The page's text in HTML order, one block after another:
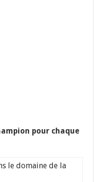
pour chaque
le domaine de la